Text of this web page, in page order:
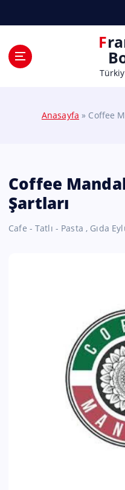
Franchise
Anasayfa » Coffee
Coffee
Şartları
Cafe - Tatlı - Pasta , Gıda